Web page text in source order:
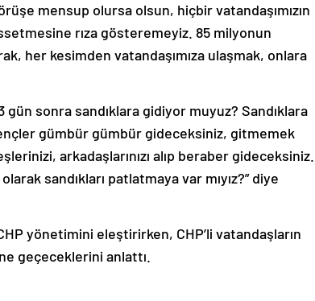
mensup olursa olsun, hiçbir vatandaşımızın
rıza gösteremeyiz. 85 milyonun
her kesimden vatandaşımıza ulaşmak, onlara
sonra sandıklara gidiyor muyuz? Sandıklara
gümbür gümbür gideceksiniz, gitmemek
arkadaşlarınızı alıp beraber gideceksiniz.
sandıkları patlatmaya var mıyız?” diye
yönetimini eleştirirken, CHP’li vatandaşların
geçeceklerini anlattı.